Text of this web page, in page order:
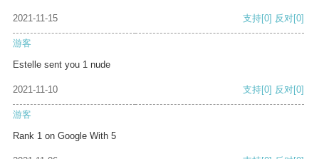
2021-11-15 支持[0] 反对[0]
游客
Estelle sent you 1 nude
2021-11-10 支持[0] 反对[0]
游客
Rank 1 on Google With 5